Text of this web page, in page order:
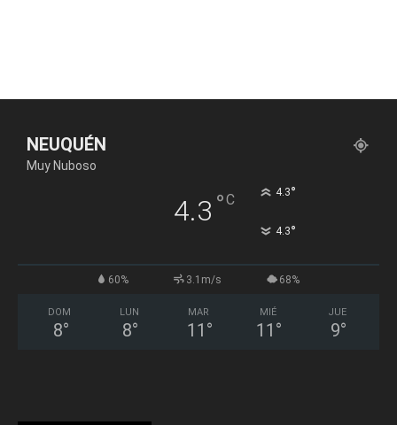
NEUQUÉN
Muy Nuboso
4.3 °C 4.3°
4.3°
60% 3.1m/s 68%
DOM
8°
LUN
8°
MAR
11 °
MIÉ
11 °
JUE
9°